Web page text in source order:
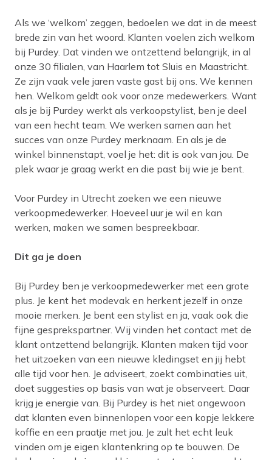
Als we ‘welkom’ zeggen, bedoelen we dat in de meest
brede zin van het woord. Klanten voelen zich welkom
bij Purdey. Dat vinden we ontzettend belangrijk, in al
onze 30 filialen, van Haarlem tot Sluis en Maastricht.
Ze zijn vaak vele jaren vaste gast bij ons. We kennen
hen. Welkom geldt ook voor onze medewerkers. Want
als je bij Purdey werkt als verkoopstylist, ben je deel
van een hecht team. We werken samen aan het
succes van onze Purdey merknaam. En als je de
winkel binnenstapt, voel je het: dit is ook van jou. De
plek waar je graag werkt en die past bij wie je bent.
Voor Purdey in Utrecht zoeken we een nieuwe
verkoopmedewerker. Hoeveel uur je wil en kan
werken, maken we samen bespreekbaar.
Dit ga je doen
Bij Purdey ben je verkoopmedewerker met een grote
plus. Je kent het modevak en herkent jezelf in onze
mooie merken. Je bent een stylist en ja, vaak ook die
fijne gesprekspartner. Wij vinden het contact met de
klant ontzettend belangrijk. Klanten maken tijd voor
het uitzoeken van een nieuwe kledingset en jij hebt
alle tijd voor hen. Je adviseert, zoekt combinaties uit,
doet suggesties op basis van wat je observeert. Daar
krijg je energie van. Bij Purdey is het niet ongewoon
dat klanten even binnenlopen voor een kopje lekkere
koffie en een praatje met jou. Je zult het echt leuk
vinden om je eigen klantenkring op te bouwen. De